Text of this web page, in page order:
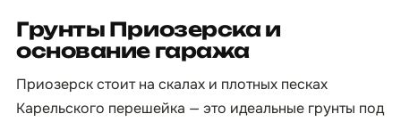
Грунты Приозерска и
основание гаража
Приозерск стоит на скалах и плотных песках
Карельского перешейка — это идеальные грунты под